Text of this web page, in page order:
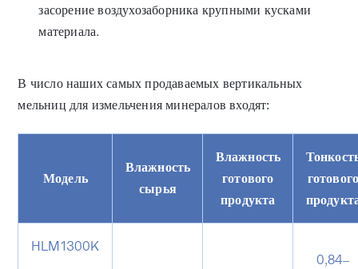
засорение воздухозаборника крупными кусками
материала.
В число наших самых продаваемых вертикальных
мельниц для измельчения минералов входят:
Модель
Влажность
сырья
Влажность
готового
продукта
HLM1300K
0,84–